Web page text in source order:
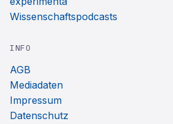
Wissenschaftspodcasts
INFO
AGB
Mediadaten
Impressum
Datenschutz